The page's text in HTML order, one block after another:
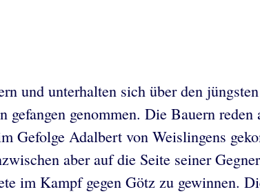
und unterhalten sich über den
gefangen genommen. Die Bauern
Gefolge Adalbert von Weislingens
aber auf die Seite seiner
im Kampf gegen Götz zu gewinnen.